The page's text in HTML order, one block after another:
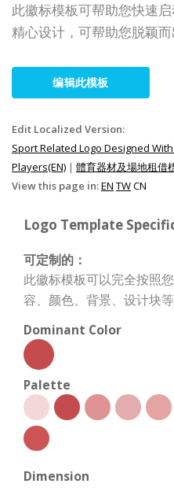
此徽标模板可帮助您快速
精心设计，可帮助您脱颖而
编辑此模板
Edit Localized Version:
Sport Related Logo Designed
Players(EN) | 體育器材及場地租借
View this page in:EN TWCN
Logo Template
可定制的：
此徽标模板可以完全按照
容、颜色、背景、设计块等
Dominant Color
Palette
Dimension